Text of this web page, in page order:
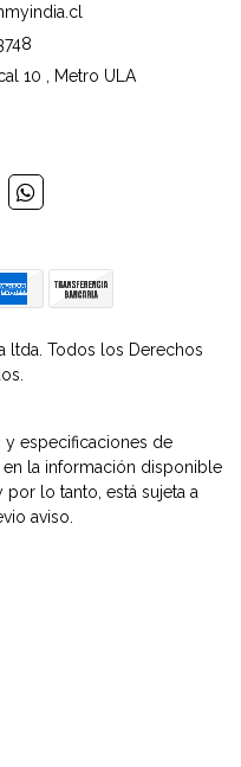
10 , Metro ULA
ltda. Todos los Derechos
y especificaciones de
en la información disponible
lo tanto, está sujeta a
aviso.